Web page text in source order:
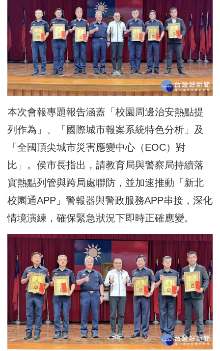
本次會報專題報告涵蓋「校園周邊治安熱點提
列作為」、「國際城市報案系統特色分析」及
「全國頂尖城市災害應變中心（EOC）對
比」。侯市長指出，請教育局與警察局持續落
實熱點列管與跨局處聯防，並加速推動「新北
校園通APP」警報器與警政服務APP串接，深化
情境演練，確保緊急狀況下即時正確應變。